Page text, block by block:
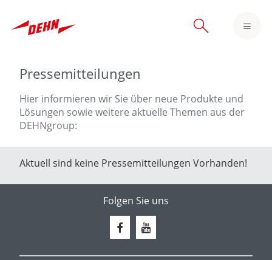
main
Pressemitteilungen
Hier informieren wir Sie über neue Produkte und
Lösungen sowie weitere aktuelle Themen aus der
DEHNgroup:
Aktuell sind keine Pressemitteilungen Vorhanden!
Folgen Sie uns